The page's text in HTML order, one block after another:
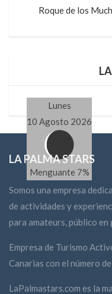
Roque de los
Lunes
10 Agosto 2026
Menguante 7%
LA PALMA STARS
Somos una empresa
de actividades y
para amateurs, público
Empresa de Turismo
Canarias con el número
LaPalmastars.com es la